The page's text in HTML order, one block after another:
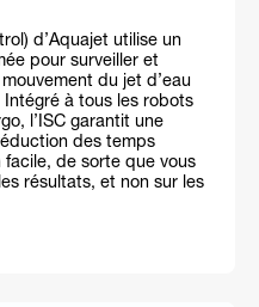
d’Aquajet utilise un
pour surveiller et
du jet d’eau
à tous les robots
l’ISC garantit une
des temps
facile, de sorte que vous
résultats, et non sur les